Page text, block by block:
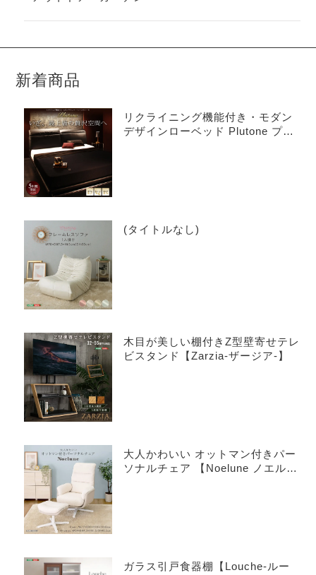
新着商品
リクライニング機能付き・モダン
デザインローベッド Plutone プル
(タイトルなし)
木目が美しい棚付きZ型壁寄せテレ
ビスタンド【Zarzia-ザージア-】
大人かわいい オットマン付きパー
ソナルチェア 【Noelune ノエル
ガラス引戸食器棚【Louche-ルー